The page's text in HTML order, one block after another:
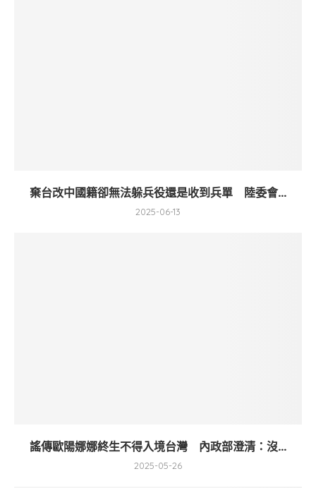
棄台改中國籍卻無法躲兵役還是收到兵單 陸委會...
2025-06-13
謠傳歐陽娜娜終生不得入境台灣 內政部澄清：沒...
2025-05-26